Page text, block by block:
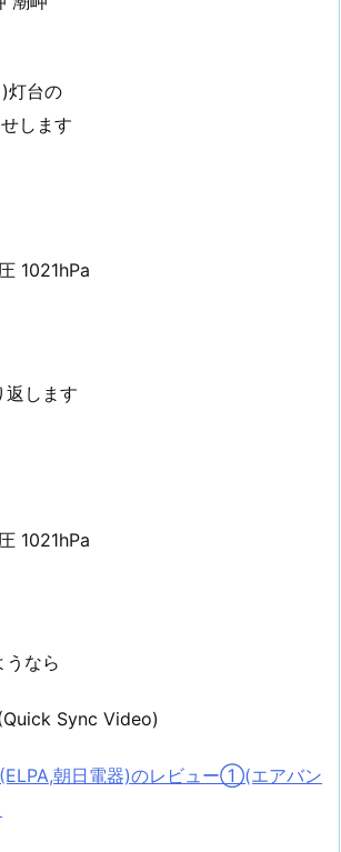
灯台の
します
1021hPa
返します
1021hPa
うなら
Sync Video)
朝日電器)のレビュー①(エアバン